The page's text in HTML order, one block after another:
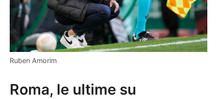
Ruben Amorim
Roma, le ultime su